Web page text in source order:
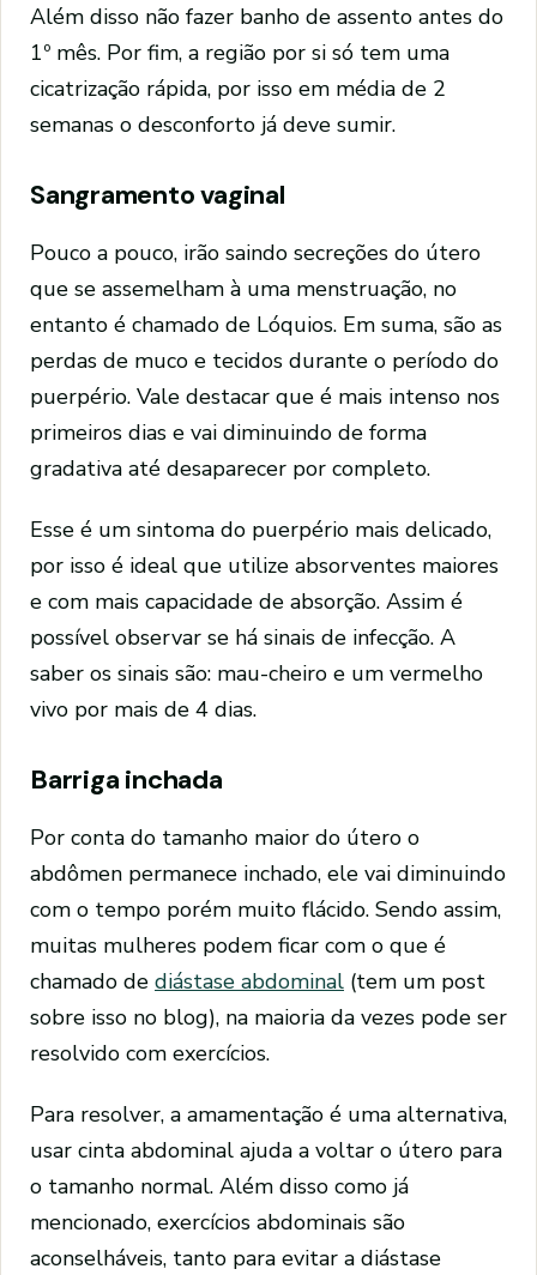
Além disso não fazer banho de assento antes do
1º mês. Por fim, a região por si só tem uma
cicatrização rápida, por isso em média de 2
semanas o desconforto já deve sumir.
Sangramento vaginal
Pouco a pouco, irão saindo secreções do útero
que se assemelham à uma menstruação, no
entanto é chamado de Lóquios. Em suma, são as
perdas de muco e tecidos durante o período do
puerpério. Vale destacar que é mais intenso nos
primeiros dias e vai diminuindo de forma
gradativa até desaparecer por completo.
Esse é um sintoma do puerpério mais delicado,
por isso é ideal que utilize absorventes maiores
e com mais capacidade de absorção. Assim é
possível observar se há sinais de infecção. A
saber os sinais são: mau-cheiro e um vermelho
vivo por mais de 4 dias.
Barriga inchada
Por conta do tamanho maior do útero o
abdômen permanece inchado, ele vai diminuindo
com o tempo porém muito flácido. Sendo assim,
muitas mulheres podem ficar com o que é
chamado de diástase abdominal (tem um post
sobre isso no blog), na maioria da vezes pode ser
resolvido com exercícios.
Para resolver, a amamentação é uma alternativa,
usar cinta abdominal ajuda a voltar o útero para
o tamanho normal. Além disso como já
mencionado, exercícios abdominais são
aconselháveis, tanto para evitar a diástase